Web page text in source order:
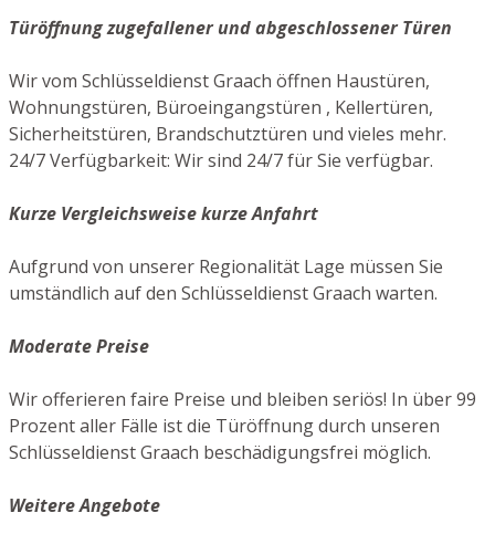
Türöffnung zugefallener und abgeschlossener Türen
Wir vom Schlüsseldienst Graach öffnen Haustüren,
Wohnungstüren, Büroeingangstüren , Kellertüren,
Sicherheitstüren, Brandschutztüren und vieles mehr.
24/7 Verfügbarkeit: Wir sind 24/7 für Sie verfügbar.
Kurze Vergleichsweise kurze Anfahrt
Aufgrund von unserer Regionalität Lage müssen Sie
umständlich auf den Schlüsseldienst Graach warten.
Moderate Preise
Wir offerieren faire Preise und bleiben seriös! In über 99
Prozent aller Fälle ist die Türöffnung durch unseren
Schlüsseldienst Graach beschädigungsfrei möglich.
Weitere Angebote